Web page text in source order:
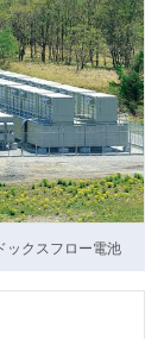
ックスフロー電池